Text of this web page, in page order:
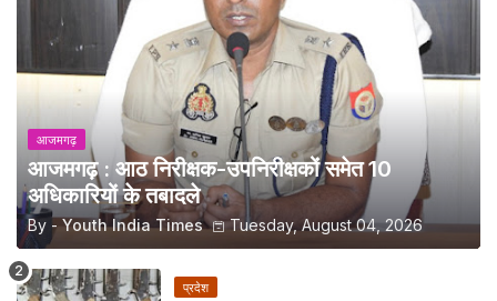
आजमगढ़
आजमगढ़ : आठ निरीक्षक-उपनिरीक्षकों समेत 10
अधिकारियों के तबादले
By - Youth India Times Tuesday, August 04, 2026
प्रदेश